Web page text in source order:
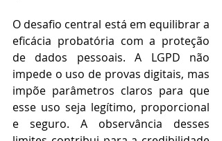
O desafio central está em equilibrar a
eficácia probatória com a proteção
de dados pessoais. A LGPD não
impede o uso de provas digitais, mas
impõe parâmetros claros para que
esse uso seja legítimo, proporcional
e seguro. A observância desses